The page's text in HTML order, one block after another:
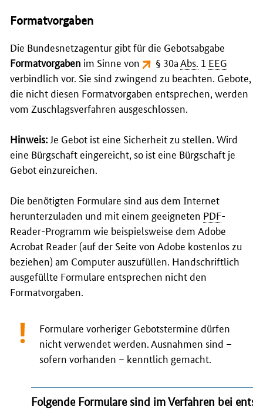
Formatvorgaben
Die Bundesnetzagentur gibt für die Gebotsabgabe
Formatvorgaben im Sinne von § 30aAbs. 1 EEG
verbindlich vor. Sie sind zwingend zu beachten. Gebote,
die nicht diesen Formatvorgaben entsprechen, werden
vom Zuschlagsverfahren ausgeschlossen.
Hinweis: Je Gebot ist eine Sicherheit zu stellen. Wird
eine Bürgschaft eingereicht, so ist eine Bürgschaft je
Gebot einzureichen.
Die benötigten Formulare sind aus dem Internet
herunterzuladen und mit einem geeigneten PDF-
Reader-Programm wie beispielsweise dem Adobe
Acrobat Reader(auf der Seite von Adobe kostenlos zu
beziehen) am Computerauszufüllen. Handschriftlich
ausgefüllte Formulare entsprechen nicht den
Formatvorgaben.
Formulare vorheriger Gebotstermine dürfen
nicht verwendet werden. Ausnahmen sind –
sofern vorhanden – kenntlich gemacht.
Folgende Formulare sind im Verfahren bei